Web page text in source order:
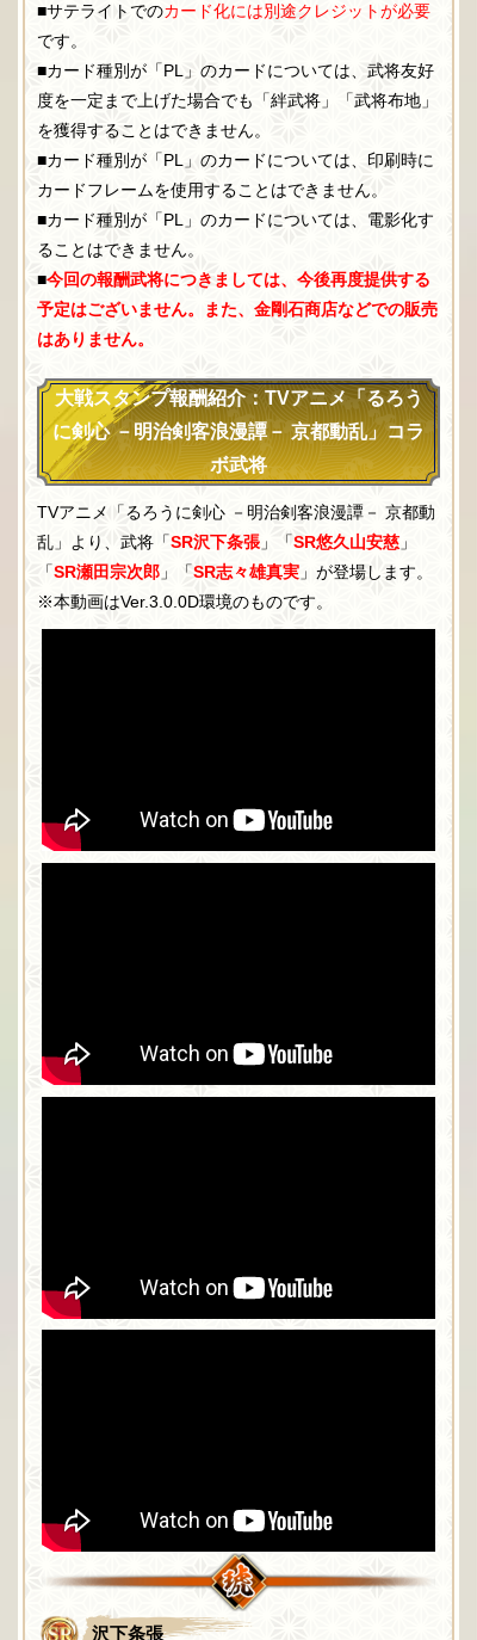
■サテライトでのカード化には別途クレジットが必要
です。
■カード種別が「PL」のカードについては、武将友好
度を一定まで上げた場合でも「絆武将」「武将布地」
を獲得することはできません。
■カード種別が「PL」のカードについては、印刷時に
カードフレームを使用することはできません。
■カード種別が「PL」のカードについては、電影化す
ることはできません。
■今回の報酬武将につきましては、今後再度提供する
予定はございません。また、金剛石商店などでの販売
はありません。
大戦スタンプ報酬紹介：TVアニメ「るろう
に剣心 －明治剣客浪漫譚－ 京都動乱」コラ
ボ武将
TVアニメ「るろうに剣心 －明治剣客浪漫譚－ 京都動
乱」より、武将「SR沢下条張」「SR悠久山安慈 」
「SR瀬田宗次郎 」「SR志々雄真実 」が登場します。
※本動画はVer.3.0.0D環境のものです。
沢下条張